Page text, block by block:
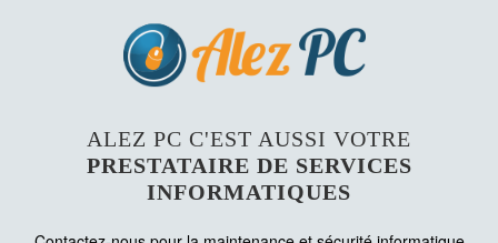
ALEZ PC C'EST AUSSI VOTRE
PRESTATAIRE DE SERVICES
INFORMATIQUES